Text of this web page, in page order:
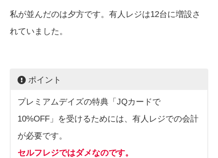
私が並んだのは夕方です。有人レジは12台に増設さ
れていました。
ポイント
プレミアムデイズの特典「JQカードで
10%OFF」を受けるためには、有人レジでの会計
が必要です。
セルフレジではダメなのです。